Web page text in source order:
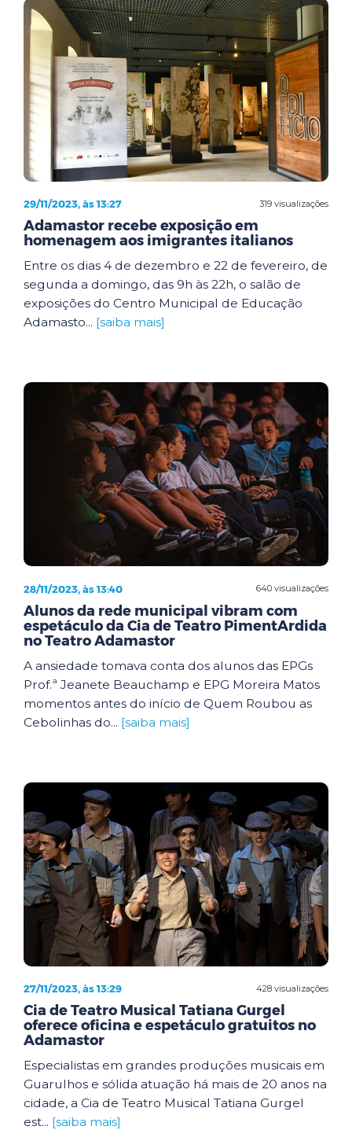
319 visualizações
29/11/2023, às 13:27
Adamastor recebe exposição em
homenagem aos imigrantes italianos
Entre os dias 4 de dezembro e 22 de fevereiro, de
segunda a domingo, das 9h às 22h, o salão de
exposições do Centro Municipal de Educação
Adamasto... [saiba mais]
640 visualizações
28/11/2023, às 13:40
Alunos da rede municipal vibram com
espetáculo da Cia de Teatro PimentArdida
no Teatro Adamastor
A ansiedade tomava conta dos alunos das EPGs
Prof.ª Jeanete Beauchamp e EPG Moreira Matos
momentos antes do início de Quem Roubou as
Cebolinhas do... [saiba mais]
428 visualizações
27/11/2023, às 13:29
Cia de Teatro Musical Tatiana Gurgel
oferece oficina e espetáculo gratuitos no
Adamastor
Especialistas em grandes produções musicais em
Guarulhos e sólida atuação há mais de 20 anos na
cidade, a Cia de Teatro Musical Tatiana Gurgel
est... [saiba mais]